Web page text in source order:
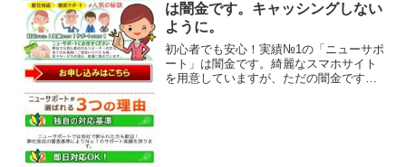
は闇金です。キャッシングしない
ように。
初心者でも安心！実績№1の「ニューサポ
ート」は闇金です。綺麗なスマホサイト
を用意していますが、ただの闇金です。